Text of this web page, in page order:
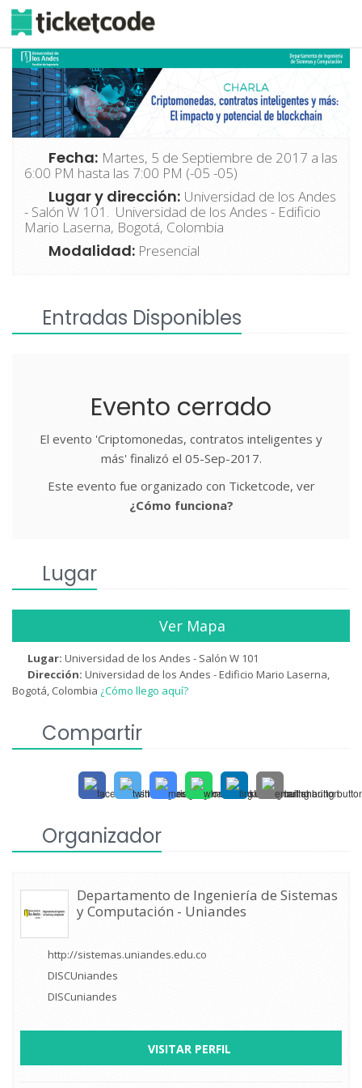
Fecha: Martes, 5 de Septiembre de 2017 a las
6:00 PM hasta las 7:00 PM (-05 -05)
Lugar y dirección: Universidad de los Andes
- Salón W 101. Universidad de los Andes - Edificio
Mario Laserna, Bogotá, Colombia
Modalidad: Presencial
Entradas Disponibles
Evento cerrado
El evento 'Criptomonedas, contratos inteligentes y
más' finalizó el 05-Sep-2017.
Este evento fue organizado con Ticketcode, ver
¿Cómo funciona?
Lugar
Ver Mapa
Lugar:Universidad de los Andes - Salón W 101
Dirección:Universidad de los Andes - Edificio Mario Laserna,
Bogotá, Colombia ¿Cómo llego aquí?
Compartir
Organizador
Departamento de Ingeniería de Sistemas
y Computación - Uniandes
http://sistemas.uniandes.edu.co
DISCUniandes
DISCuniandes
VISITAR PERFIL